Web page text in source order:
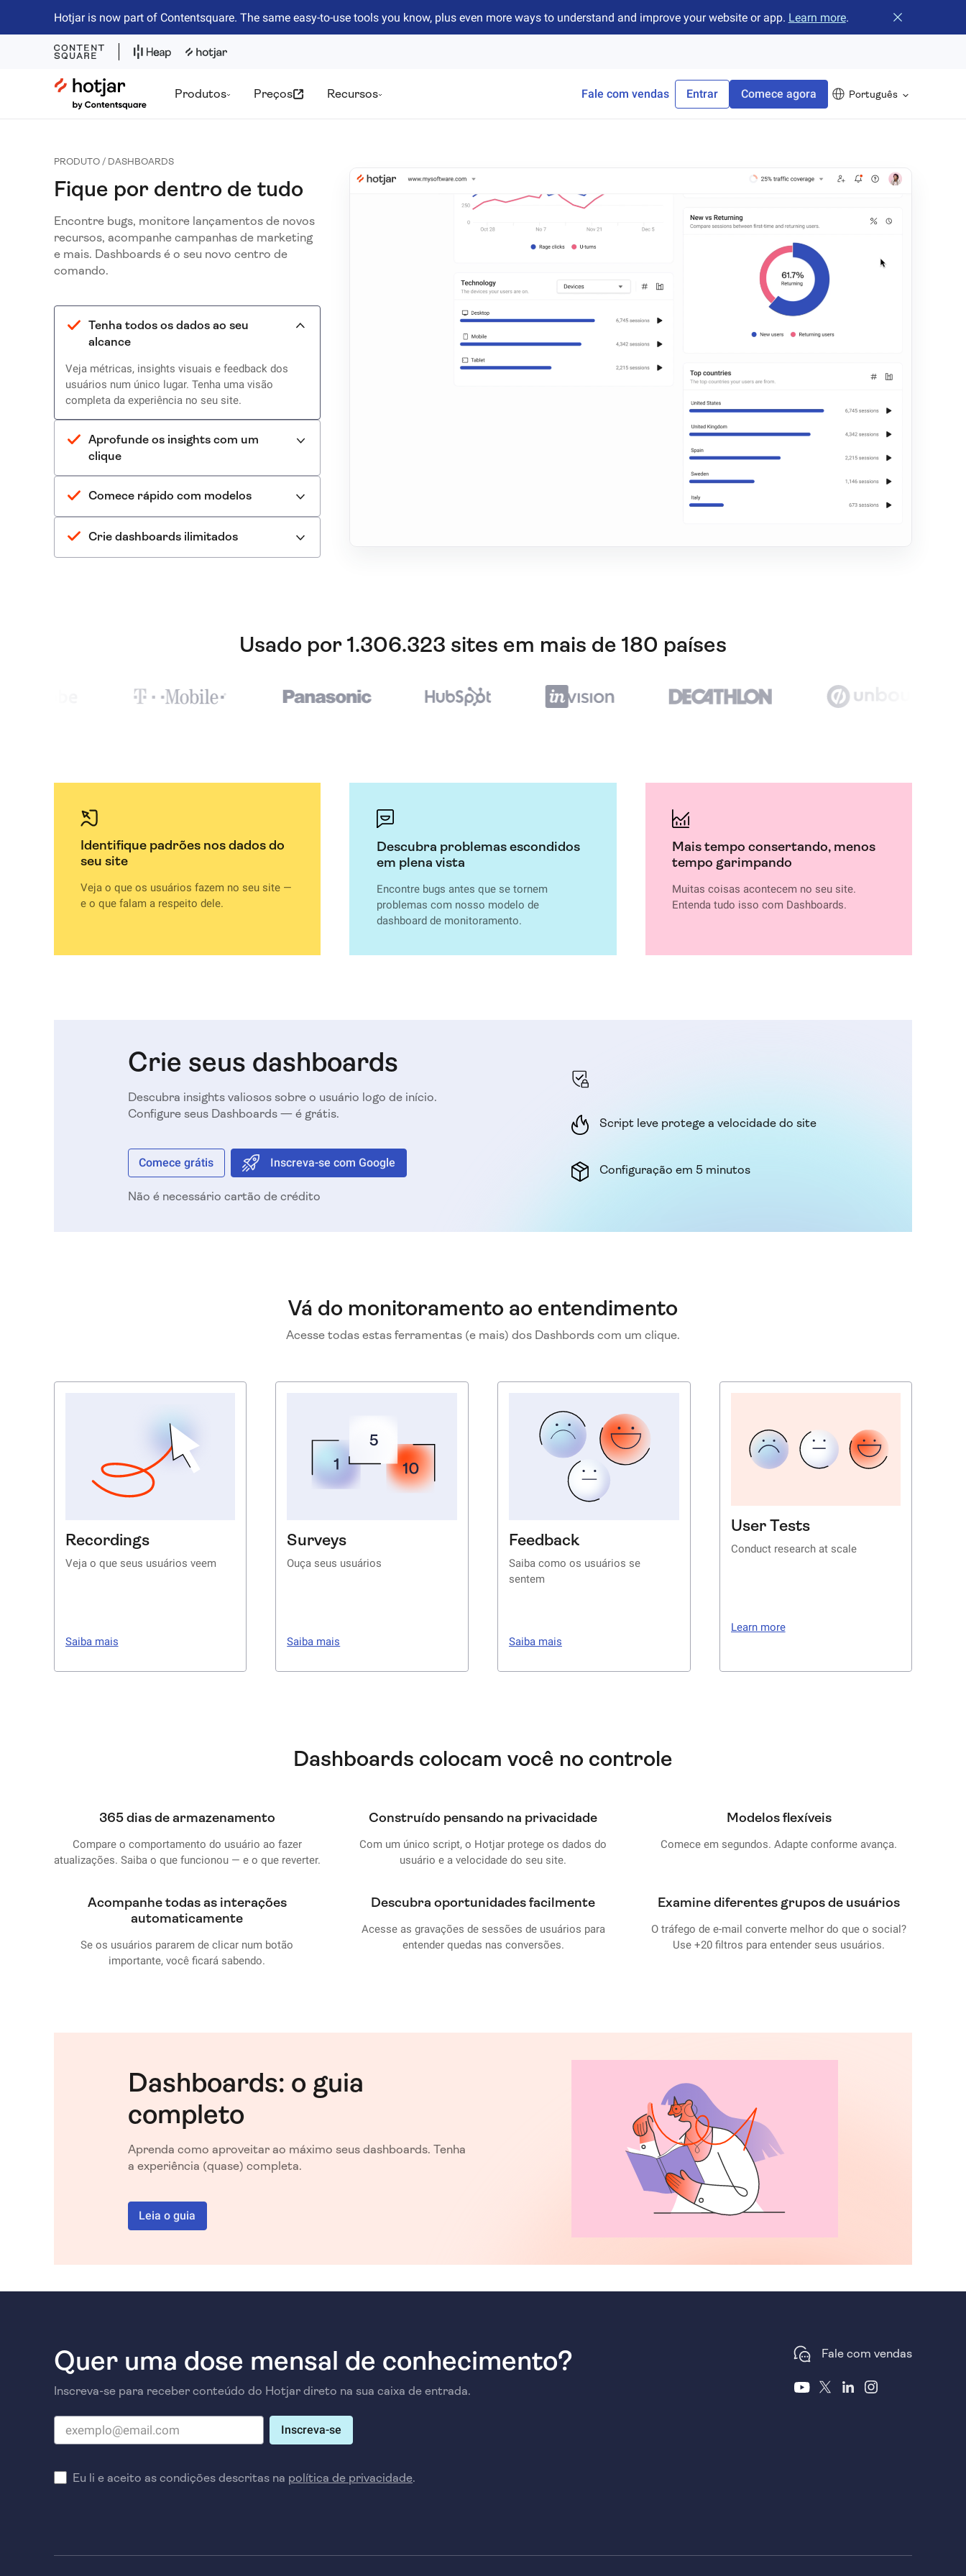
Hotjar is now part of Contentsquare. The same easy-to-use tools you know, plus even more ways to understand and improve your website or app. Learn more. Fechar o
Hotjar Logo
Produtos Preços Recursos Fale com vendas Entrar Comece agora Português
PRODUTO / DASHBOARDS
Fique por dentro de tudo
Encontre bugs, monitore lançamentos de novos
recursos, acompanhe campanhas de marketing
e mais. Dashboards é o seu novo centro de
comando.
Tenha todos os dados ao seu
alcance
Veja métricas, insights visuais e feedback dos
usuários num único lugar. Tenha uma visão
completa da experiência no seu site.
Aprofunde os insights com um
clique
Comece rápido com modelos
Crie dashboards ilimitados
Usado por 1.306.323 sites em mais de 180 países
Identifique padrões nos dados do
seu site
Veja o que os usuários fazem no seu site —
e o que falam a respeito dele.
Descubra problemas escondidos
em plena vista
Encontre bugs antes que se tornem
problemas com nosso modelo de
dashboard de monitoramento.
Mais tempo consertando, menos
tempo garimpando
Muitas coisas acontecem no seu site.
Entenda tudo isso com Dashboards.
Crie seus dashboards
Descubra insights valiosos sobre o usuário logo de início.
Configure seus Dashboards — é grátis.
Comece grátis Inscreva-se com Google
Não é necessário cartão de crédito
Script leve protege a velocidade do site
Configuração em 5 minutos
Vá do monitoramento ao entendimento
Acesse todas estas ferramentas (e mais) dos Dashbords com um clique.
Recordings
Veja o que seus usuários veem
melhorias rapidamente assistindo
visita. Veja cliques, movimentos
Saiba mais
Surveys
Ouça seus usuários
usuários. Envie pesquisas aos
depois) para validar suas ideias em
Saiba mais
Feedback
Saiba como os usuários se
sentem
real no seu site onde os usuários
ou satisfação com as diferentes
Saiba mais
User Tests
Conduct research at scale
Learn more
Dashboards colocam você no controle
365 dias de armazenamento
Compare o comportamento do usuário ao fazer
atualizações. Saiba o que funcionou — e o que reverter.
Construído pensando na privacidade
Com um único script, o Hotjar protege os dados do
usuário e a velocidade do seu site.
Modelos flexíveis
Comece em segundos. Adapte conforme avança.
Acompanhe todas as interações
automaticamente
Se os usuários pararem de clicar num botão
importante, você ficará sabendo.
Descubra oportunidades facilmente
Acesse as gravações de sessões de usuários para
entender quedas nas conversões.
Examine diferentes grupos de usuários
O tráfego de e-mail converte melhor do que o social?
Use +20 filtros para entender seus usuários.
Dashboards: o guia
completo
Aprenda como aproveitar ao máximo seus dashboards. Tenha
a experiência (quase) completa.
Leia o guia
Quer uma dose mensal de conhecimento?
Inscreva-se para receber conteúdo do Hotjar direto na sua caixa de entrada.
Inscreva-se
Eu li e aceito as condições descritas na política de privacidade.
Fale com vendas